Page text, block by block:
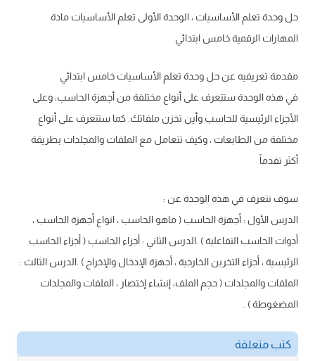
حل وحدة تعلم الأساسيات ، الوحدة الأولى تعلم الأساسيات مادة
المهارات الرقمية خامس ابتدائي
مقدمة تعريفيه عن حل وحدة تعلم الأساسيات خامس ابتدائي
في هذه الوحدة ستتعرف على أنواع مختلفة من أجهزة الحاسب، وعلى
الأجزاء الرئيسية للحاسب وأين تخزن ملفاتك. كما ستتعرف على أنواع
مختلفة من الطابعات ، وكيف تتعامل مع الملفات والمجلدات بطريقة
أكثر تقدماً
سوف نتعرف في هذه الوحدة عن :
الدرس الأول : أجهزة الحاسب ( ماهو الحاسب ، انواع أجهزة الحاسب ،
أدوات الحاسب التفاعلية ) .الدرس الثاني : أجزاء الحاسب ( أجزاء الحاسب
الرئيسية ، أجزاء التخرين الخارجية ، أجهزة الإدخال والإخراج ) .الدرس الثالث :
الملفات والمجلدات ( حجم الملف، إنشاء إختصار ، الملفات والمجلدات
المضغوطة ) .
كتب متعلقة